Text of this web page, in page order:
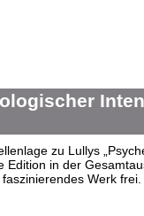
zu Lullys
Edition in der
Werk frei.